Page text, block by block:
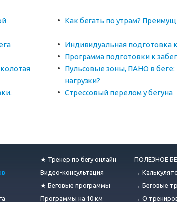
Как бегать по утрам?
Индивидуальная подготовка
Программа подготовки к
Пульсовые зоны, ПАНО в беге:
нагрузки?
Стрессовый перелом у бегуна
★ Тренер по бегу онлайн
Видео-консультация
★ Беговые программы
Программы на 10 км
ПОЛЕЗНОЕ
→
→ Беговые
→ О